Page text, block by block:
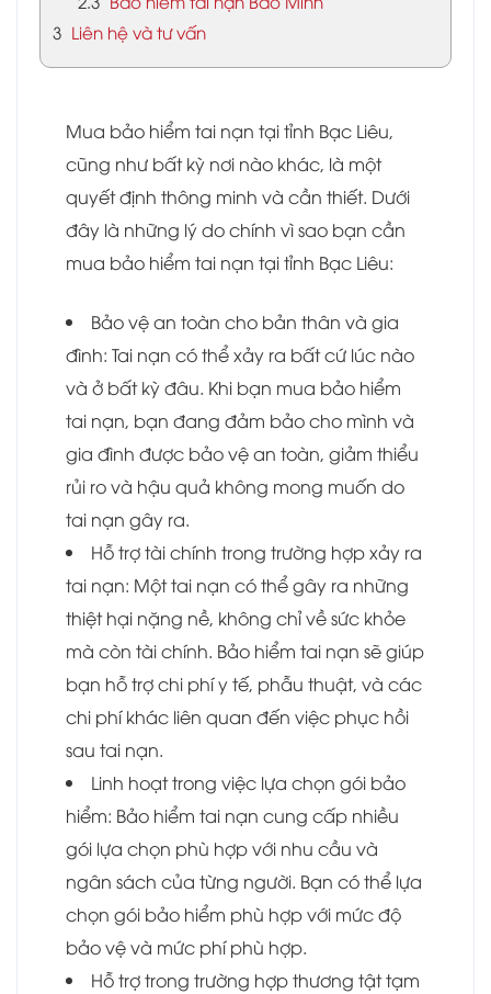
3 Liên hệ và tư vấn
Mua bảo hiểm tai nạn tại tỉnh Bạc Liêu,
cũng như bất kỳ nơi nào khác, là một
quyết định thông minh và cần thiết. Dưới
đây là những lý do chính vì sao bạn cần
mua bảo hiểm tai nạn tại tỉnh Bạc Liêu:
Bảo vệ an toàn cho bản thân và gia
đình: Tai nạn có thể xảy ra bất cứ lúc nào
và ở bất kỳ đâu. Khi bạn mua bảo hiểm
tai nạn, bạn đang đảm bảo cho mình và
gia đình được bảo vệ an toàn, giảm thiểu
rủi ro và hậu quả không mong muốn do
tai nạn gây ra.
Hỗ trợ tài chính trong trường hợp xảy ra
tai nạn: Một tai nạn có thể gây ra những
thiệt hại nặng nề, không chỉ về sức khỏe
mà còn tài chính. Bảo hiểm tai nạn sẽ giúp
bạn hỗ trợ chi phí y tế, phẫu thuật, và các
chi phí khác liên quan đến việc phục hồi
sau tai nạn.
Linh hoạt trong việc lựa chọn gói bảo
hiểm: Bảo hiểm tai nạn cung cấp nhiều
gói lựa chọn phù hợp với nhu cầu và
ngân sách của từng người. Bạn có thể lựa
chọn gói bảo hiểm phù hợp với mức độ
bảo vệ và mức phí phù hợp.
Hỗ trợ trong trường hợp thương tật tạm